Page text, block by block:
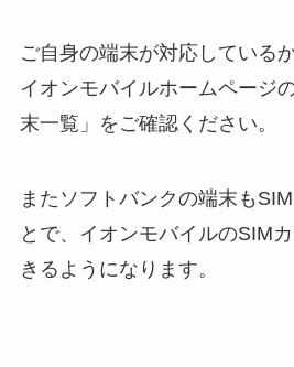
ご自身の端末が対応している
イオンモバイルホームページ
末一覧」をご確認ください。
またソフトバンクの端末も
とで、イオンモバイルのSIM
きるようになります。